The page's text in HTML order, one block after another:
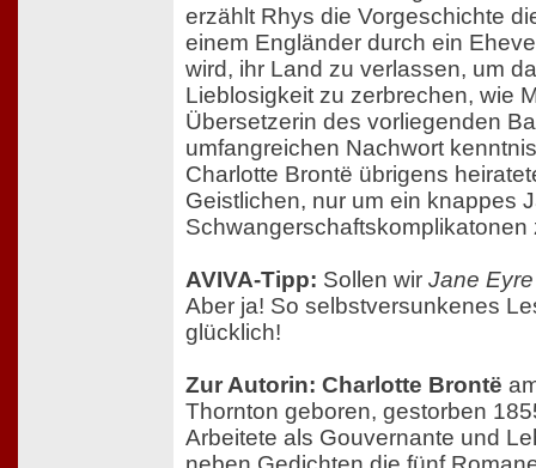
erzählt Rhys die Vorgeschichte
einem Engländer durch ein
wird, ihr Land zu verlassen, um
Lieblosigkeit zu zerbrechen, wie
Übersetzerin des vorliegenden
umfangreichen Nachwort
Charlotte Brontë übrigens
Geistlichen, nur um ein knappes
Schwangerschaftskomplikatonen
AVIVA-Tipp: Sollen wir Jane Eyre
Aber ja! So selbstversunkenes
glücklich!
Zur Autorin: Charlotte Brontë
Thornton geboren, gestorben
Arbeitete als Gouvernante und